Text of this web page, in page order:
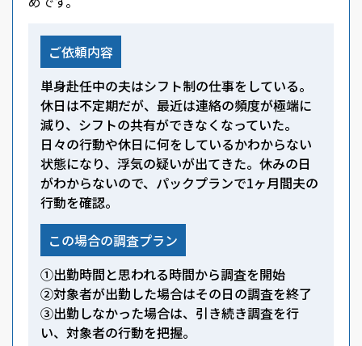
ご依頼内容
単身赴任中の夫はシフト制の仕事をしている。
休日は不定期だが、最近は連絡の頻度が極端に
減り、シフトの共有ができなくなっていた。
日々の行動や休日に何をしているかわからない
状態になり、浮気の疑いが出てきた。休みの日
がわからないので、パックプランで1ヶ月間夫の
行動を確認。
この場合の調査プラン
①出勤時間と思われる時間から調査を開始
②対象者が出勤した場合はその日の調査を終了
③出勤しなかった場合は、引き続き調査を行
い、対象者の行動を把握。